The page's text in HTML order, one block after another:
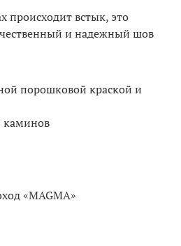
происходит встык, это
и надежный шов
порошковой краской и
каминов
«MAGMA»